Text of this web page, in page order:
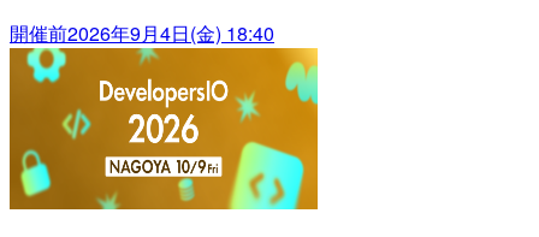
開催前2026年9月4日(金) 18:40